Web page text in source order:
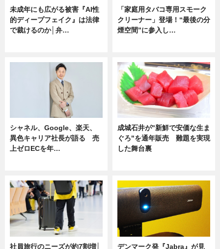
未成年にも広がる被害『AI性
的ディープフェイク』は法律
で裁けるのか│弁…
「家庭用タバコ専用スモーク
クリーナー」登場！“最後の分
煙空間”に参入し…
シャネル、Google、楽天、
異色キャリア社長が語る 売
上ゼロECを年…
成城石井が"新鮮で安価な生ま
ぐろ"を通年販売 難題を実現
した舞台裏
社員旅行のニーズが約7割増│
デンマーク発『Jabra』が見